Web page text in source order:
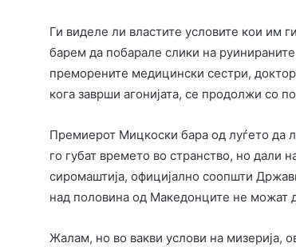
Ги виделе ли властите условите кои им
барем да побарале слики на
преморените медицински сестри,
кога заврши агонијата, се продолжи со
Премиерот Мицкоски бара од луѓето да
го губат времето во странство, но дали
сиромаштија, официјално соопшти
над половина од Македонците не можат
Жалам, но во вакви услови на мизерија,